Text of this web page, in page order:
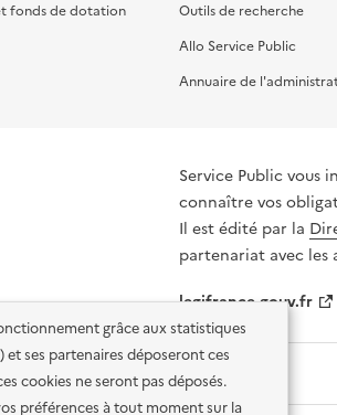
grâce aux statistiques
et ses partenaires déposeront ces
cookies ne seront pas déposés.
préférences à tout moment sur la
fonds de dotation
Outils de recherche
Allo Service Public
Annuaire de
Service Public vous
connaître vos
Il est édité par la
partenariat avec les
legifrance.gouv.fr